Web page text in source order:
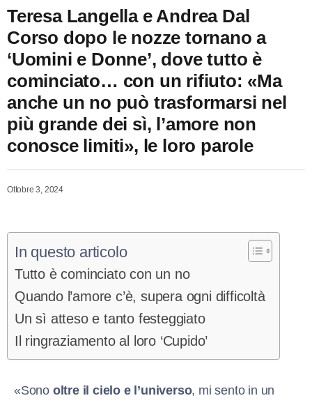
Teresa Langella e Andrea Dal
Corso dopo le nozze tornano a
‘Uomini e Donne’, dove tutto è
cominciato… con un rifiuto: «Ma
anche un no può trasformarsi nel
più grande dei sì, l’amore non
conosce limiti», le loro parole
Ottobre 3, 2024
In questo articolo
Tutto è cominciato con un no
Quando l’amore c’è, supera ogni difficoltà
Un sì atteso e tanto festeggiato
Il ringraziamento al loro ‘Cupido’
«Sono oltre il cielo e l’universo, mi sento in un